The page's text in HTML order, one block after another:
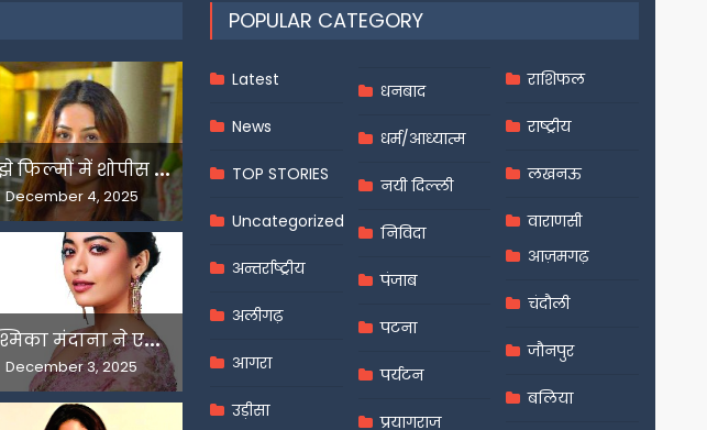
म
ुझे फिल्मों में शोपीस की तरह इस्तेमाल किया गया-शहनाज गिल
Posted
on
December 4, 2025
र
श्मिका मंदाना ने एआई के बढ़ते दुरुपयोग पर जतायी नाराजगी
Posted
on
December 3, 2025
POPULAR CATEGORY
Latest
News
TOP STORIES
Uncategorized
अन्तर्राष्ट्रीय
अलीगढ़
आगरा
उड़ीसा
धनबाद
धर्म/आध्यात्म
नयी दिल्ली
निविदा
पंजाब
पटना
पर्यटन
प्रयागराज
राशिफल
राष्ट्रीय
लखनऊ
वाराणसी
आज़मगढ़
चंदौली
जौनपुर
बलिया